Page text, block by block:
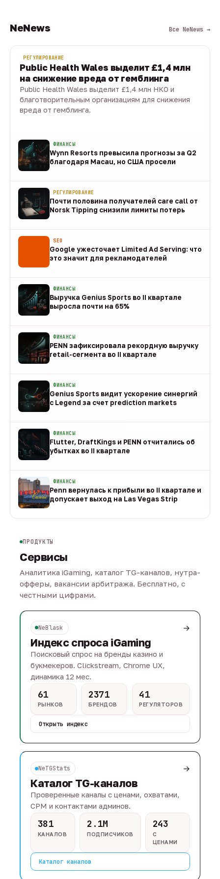
NeNews Все NeNews →
РЕГУЛИРОВАНИЕ
Public Health Wales выделит £1,4 млн
на снижение вреда от гемблинга
Public Health Wales выделит £1,4 млн НКО и
благотворительным организациям для снижения
вреда от гемблинга.
ФИНАНСЫ
Wynn Resorts превысила прогнозы за Q2
благодаря Macau, но США просели
РЕГУЛИРОВАНИЕ
Почти половина получателей care call от
Norsk Tipping снизили лимиты потерь
SEO
Google ужесточает Limited Ad Serving: что
это значит для рекламодателей
ФИНАНСЫ
Выручка Genius Sports во II квартале
выросла почти на 65%
ФИНАНСЫ
PENN зафиксировала рекордную выручку
retail-сегмента во II квартале
ФИНАНСЫ
Genius Sports видит ускорение синергий
с Legend за счет prediction markets
ФИНАНСЫ
Flutter, DraftKings и PENN отчитались об
убытках во II квартале
ФИНАНСЫ
Penn вернулась к прибыли во II квартале и
допускает выход на Las Vegas Strip
ПРОДУКТЫ
Сервисы
Аналитика iGaming, каталог TG-каналов, нутра-
офферы, вакансии арбитража. Бесплатно, с
честными цифрами.
NeBlask →
Индекс спроса iGaming
Поисковый спрос на бренды казино и
букмекеров. Clickstream, Chrome UX,
динамика 12 мес.
61
РЫНКОВ
2371
БРЕНДОВ
41
РЕГУЛЯТОРОВ
Открыть индекс
NeTGStats →
Каталог TG-каналов
Проверенные каналы с ценами, охватами,
CPM и контактами админов.
381
КАНАЛОВ
2.1M
ПОДПИСЧИКОВ
243
С
ЦЕНАМИ
Каталог каналов